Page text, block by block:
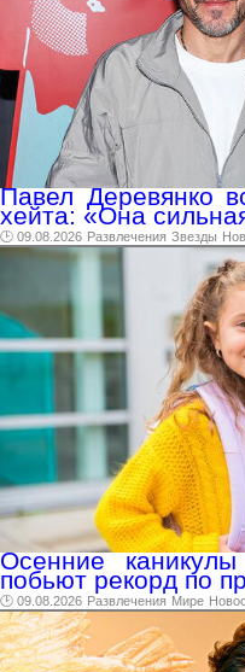
Павел Деревянко
хейта: «Она
🕑 09.08.2026 Развлечения Звезды
Осенние
побьют рекорд по
🕑 09.08.2026 Развлечения Мире